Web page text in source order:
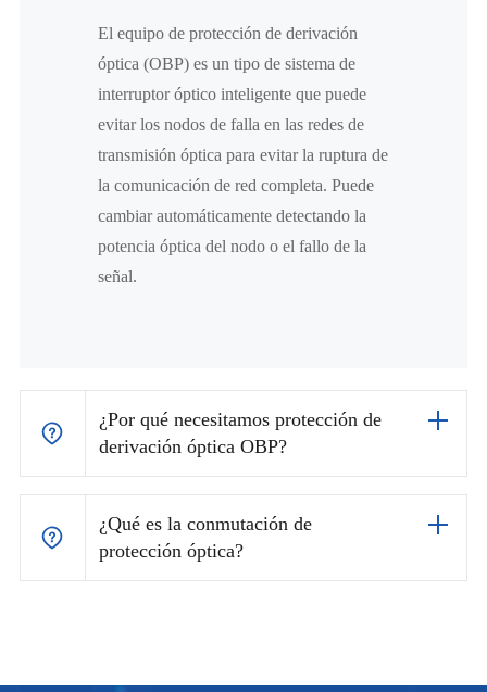
El equipo de protección de derivación
óptica (OBP) es un tipo de sistema de
interruptor óptico inteligente que puede
evitar los nodos de falla en las redes de
transmisión óptica para evitar la ruptura de
la comunicación de red completa. Puede
cambiar automáticamente detectando la
potencia óptica del nodo o el fallo de la
señal.
¿Por qué necesitamos protección de
derivación óptica OBP?
¿Qué es la conmutación de
protección óptica?